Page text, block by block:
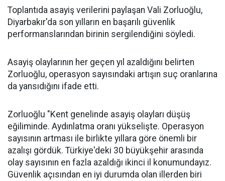
Toplantıda asayiş verilerini paylaşan Vali Zorluoğlu,
Diyarbakır'da son yılların en başarılı güvenlik
performanslarından birinin sergilendiğini söyledi.
Asayiş olaylarının her geçen yıl azaldığını belirten
Zorluoğlu, operasyon sayısındaki artışın suç oranlarına
da yansıdığını ifade etti.
Zorluoğlu "Kent genelinde asayiş olayları düşüş
eğiliminde. Aydınlatma oranı yükselişte. Operasyon
sayısının artması ile birlikte yıllara göre önemli bir
azalışı gördük. Türkiye'deki 30 büyükşehir arasında
olay sayısının en fazla azaldığı ikinci il konumundayız.
Güvenlik açısından en iyi durumda olan illerden biri